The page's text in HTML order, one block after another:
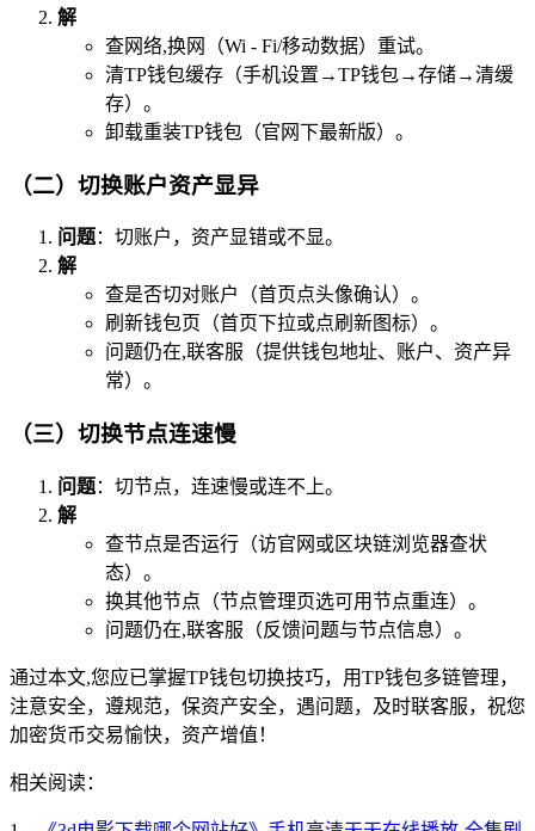
解
查网络,换网（Wi - Fi/移动数据）重试。
清TP钱包缓存（手机设置→TP钱包→存储→清缓
存）。
卸载重装TP钱包（官网下最新版）。
（二）切换账户资产显异
问题：切账户，资产显错或不显。
解
查是否切对账户（首页点头像确认）。
刷新钱包页（首页下拉或点刷新图标）。
问题仍在,联客服（提供钱包地址、账户、资产异
常）。
（三）切换节点连速慢
问题：切节点，连速慢或连不上。
解
查节点是否运行（访官网或区块链浏览器查状
态）。
换其他节点（节点管理页选可用节点重连）。
问题仍在,联客服（反馈问题与节点信息）。
通过本文,您应已掌握TP钱包切换技巧，用TP钱包多链管理，
注意安全，遵规范，保资产安全，遇问题，及时联客服，祝您
加密货币交易愉快，资产增值！
相关阅读：